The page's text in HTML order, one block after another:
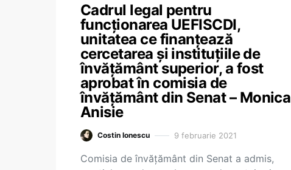
Cadrul legal pentru
funcționarea UEFISCDI,
unitatea ce finanțează
cercetarea și instituțiile de
învățământ superior, a fost
aprobat în comisia de
învățământ din Senat – Monica
Anisie
Costin Ionescu 9 februarie 2021
Comisia de învățământ din Senat a admis,